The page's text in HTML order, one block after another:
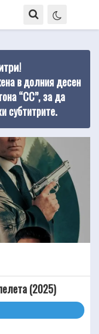
в долния десен
“CC”, за да
субтитрите.
(2025)